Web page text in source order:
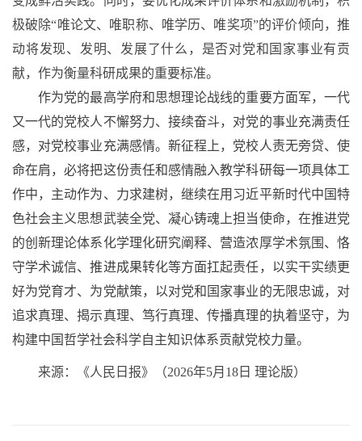
极破除“唯论文、唯职称、唯学历、唯奖项”的评价倾向，推
动将发现、发明、发展了什么，是否对党和国家事业有贡
献，作为衡量科研成果的重要标准。
作为党的最高学府和思想理论战线的重要方面军，一代
又一代的党校人不懈努力、接续奋斗，对党的事业充满责任
感，对党校事业充满感情。新征程上，党校人责无旁贷、使
命在肩，必将把这份责任和感情融入教学科研每一项具体工
作中，主动作为、力求建树，继续在用习近平新时代中国特
色社会主义思想武装全党、凝心铸魂上担当使命，在推进党
的创新理论体系化学理化研究阐释、营造浓厚学术氛围、恪
守学术诚信、推进成果转化等方面扛起责任，以实干实绩更
好为党育才、为党献策，以对党和国家事业的无限忠诚，对
追求真理、揭示真理、笃行真理、传播真理的执着坚守，为
构建中国哲学社会科学自主知识体系贡献党校力量。
来源：《人民日报》（2026年5月18日 理论版）